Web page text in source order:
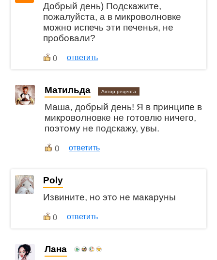
Добрый день) Подскажите,
пожалуйста, а в микроволновке
можно испечь эти печенья, не
пробовали?
0 ответить
Матильда Автор рецепта
Маша, добрый день! Я в принципе в
микроволновке не готовлю ничего,
поэтому не подскажу, увы.
0 ответить
Poly
Извините, но это не макаруны
0 ответить
Лана